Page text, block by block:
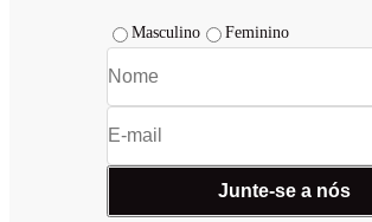
Masculino Feminino
Junte-se a nós